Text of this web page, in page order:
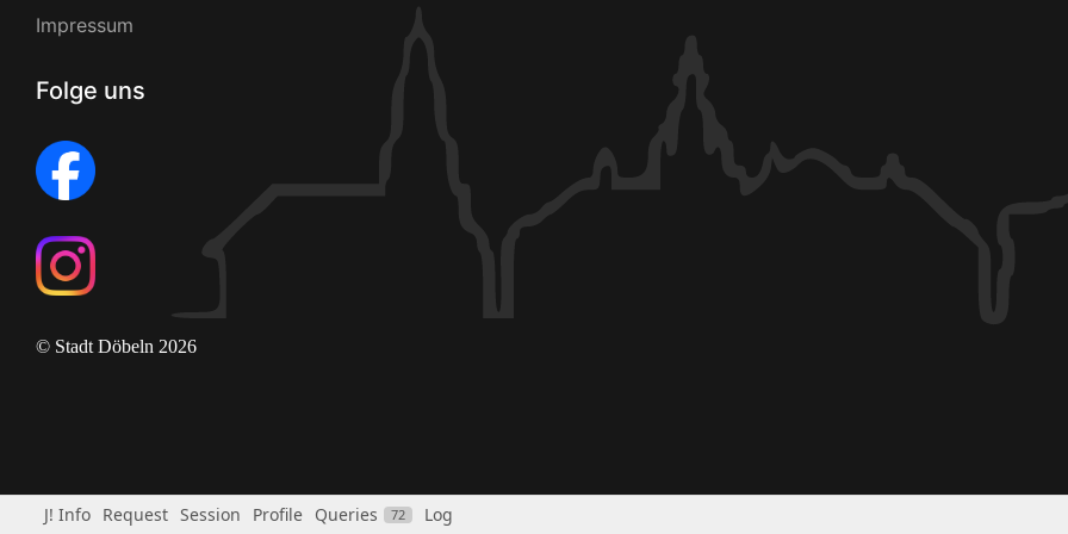
Impressum
Folge uns
© Stadt Döbeln 2026
J! Info Request Session Profile Queries 72 Log